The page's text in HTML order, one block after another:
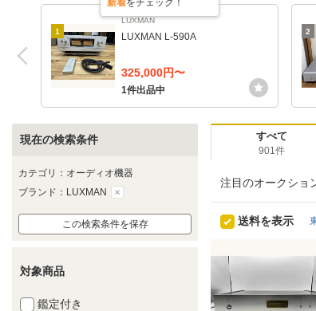
新着をチェック！
1
LUXMAN
LUXMAN L-590A
325,000円〜
1件出品中
2
現在の検索条件
カテゴリ：オーディオ機器
ブランド：LUXMAN
この検索条件を保存
対象商品
鑑定付き
すべて
901件
注目のオークショ
送料を表示